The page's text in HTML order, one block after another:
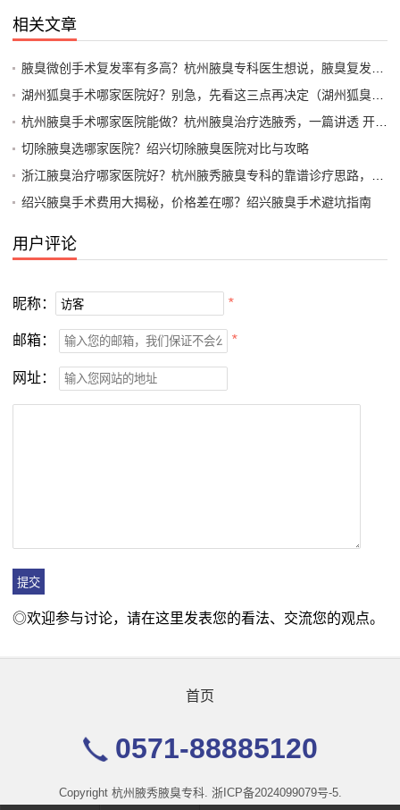
相关文章
切除腋臭选哪家医院？绍兴切除腋臭医院对比与攻略
绍兴腋臭手术费用大揭秘，价格差在哪？绍兴腋臭手术避坑指南
用户评论
昵称： *
邮箱： *
网址：
◎欢迎参与讨论，请在这里发表您的看法、交流您的观点。
首页
0571-88885120
Copyright 杭州腋秀腋臭专科. 浙ICP备2024099079号-5.